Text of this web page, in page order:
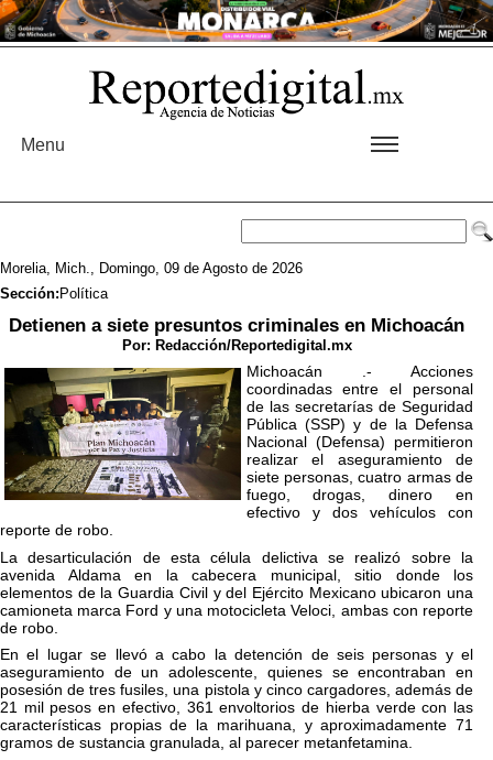
Menu
Morelia, Mich., Domingo, 09 de Agosto de 2026
Sección: Política
Detienen a siete presuntos criminales en Michoacán
Por: Redacción/Reportedigital.mx
Michoacán .- Acciones
coordinadas entre el personal
de las secretarías de Seguridad
Pública (SSP) y de la Defensa
Nacional (Defensa) permitieron
realizar el aseguramiento de
siete personas, cuatro armas de
fuego, drogas, dinero en
efectivo y dos vehículos con
reporte de robo.
La desarticulación de esta célula delictiva se realizó sobre la
avenida Aldama en la cabecera municipal, sitio donde los
elementos de la Guardia Civil y del Ejército Mexicano ubicaron una
camioneta marca Ford y una motocicleta Veloci, ambas con reporte
de robo.
En el lugar se llevó a cabo la detención de seis personas y el
aseguramiento de un adolescente, quienes se encontraban en
posesión de tres fusiles, una pistola y cinco cargadores, además de
21 mil pesos en efectivo, 361 envoltorios de hierba verde con las
características propias de la marihuana, y aproximadamente 71
gramos de sustancia granulada, al parecer metanfetamina.